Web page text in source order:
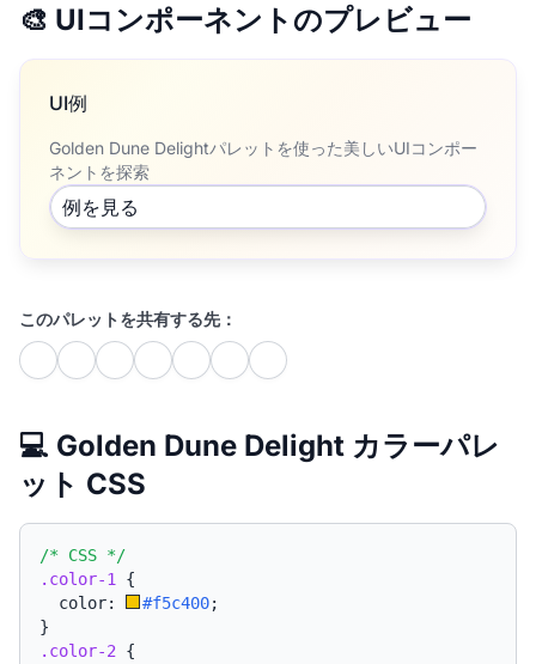
🎨 UIコンポーネントのプレビュー
UI例
Golden Dune Delightパレットを使った美しいUIコンポー
ネントを探索
例を見る
このパレットを共有する先：
💻 Golden Dune Delight カラーパレ
ット CSS
/* CSS */
.color-1
{
  color:
#f5c400;
}
.color-2 {